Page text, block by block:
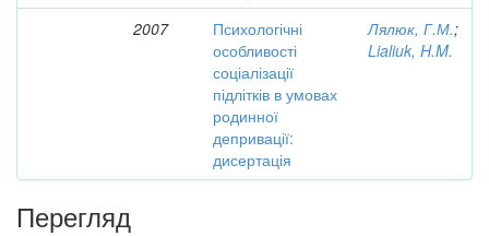
2007
Психологічні
особливості
соціалізації
підлітків в умовах
родинної
депривації:
дисертація
Лялюк, Г.М.;
Lialiuk, H.M.
Перегляд